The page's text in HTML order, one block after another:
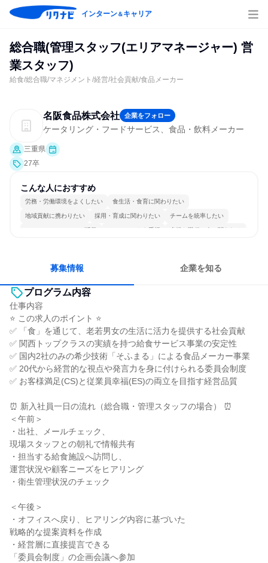
インターン＆キャリア
総合職(管理スタッフ(エリアマネージャー) 営
業スタッフ)
給食/総合職/マネジメント/経営/社会貢献/食品メーカー
名阪食品株式会社 企業をフォロー
ケータリング・フードサービス、食品・飲料メーカー
三重県
27卒
こんな人におすすめ
労務・労働環境をよくしたい 食生活・食育に関わりたい
地域貢献に携わりたい 採用・育成に関わりたい チームを統率したい
コミュニケーションが活発 チームワークを重視 多様な職種の人と関われる
募集情報 企業を知る
プログラム内容
仕事内容
⭐ この求人のポイント ⭐
✅ 「食」を通じて、老若男女の生活に活力を提供する社会貢献
✅ 関西トップクラスの実績を持つ給食サービス事業の安定性
✅ 国内2社のみの希少技術「そふまる」による食品メーカー事業
✅ 20代から経営的な視点や発言力を身に付けられる委員会制度
✅ お客様満足(CS)と従業員幸福(ES)の両立を目指す経営品質
⏰ 新入社員一日の流れ（総合職・管理スタッフの場合） ⏰
＜午前＞
・出社、メールチェック、
現場スタッフとの朝礼で情報共有
・担当する給食施設へ訪問し、
運営状況や顧客ニーズをヒアリング
・衛生管理状況のチェック
＜午後＞
・オフィスへ戻り、ヒアリング内容に基づいた
戦略的な提案資料を作成
・経営層に直接提言できる
「委員会制度」の企画会議へ参加